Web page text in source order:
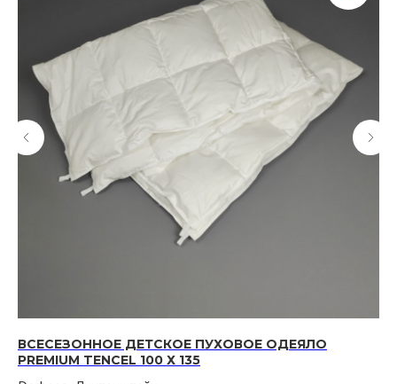
ВСЕСЕЗОННОЕ ДЕТСКОЕ ПУХОВОЕ ОДЕЯЛО
PREMIUM TENCEL 100 Х 135